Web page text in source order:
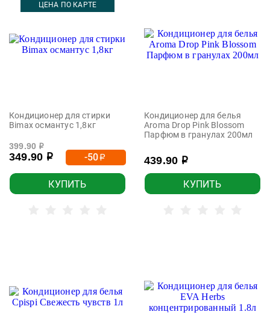
ЦЕНА ПО КАРТЕ
Кондиционер для стирки
Bimax османтус 1,8кг
399.90 р
349.90 р -50р
КУПИТЬ
Кондиционер для белья
Aroma Drop Pink Blossom
Парфюм в гранулах 200мл
439.90 р
КУПИТЬ